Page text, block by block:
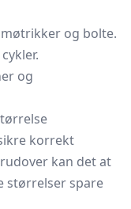
og bolte.
og
korrekt
kan det at
størrelser spare